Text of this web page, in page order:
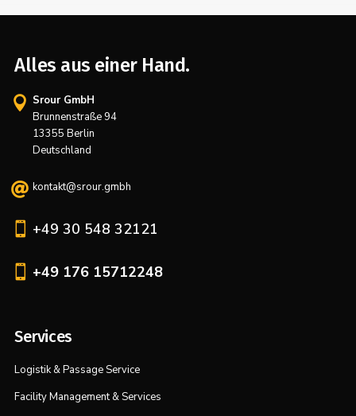
Alles aus einer Hand.
 Srour GmbH
Brunnenstraße 94
13355 Berlin
Deutschland
 kontakt@srour.gmbh
 +49 30 548 32121
 +49 176 15712248
Services
Logistik & Passage Service
Facility Management & Services